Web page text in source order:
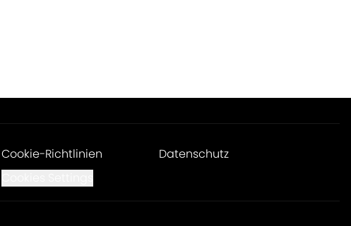
Cookie-Richtlinien
Datenschutz